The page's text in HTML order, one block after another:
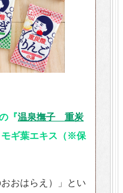
『温泉撫子 重炭
モギ葉エキス（※保
おはらえ）」とい